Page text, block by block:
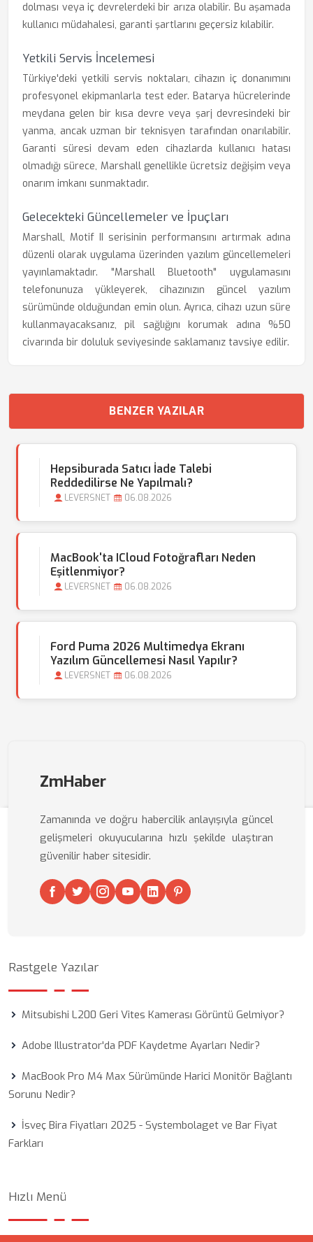
dolması veya iç devrelerdeki bir arıza olabilir. Bu aşamada
kullanıcı müdahalesi, garanti şartlarını geçersiz kılabilir.
Yetkili Servis İncelemesi
Türkiye'deki yetkili servis noktaları, cihazın iç donanımını
profesyonel ekipmanlarla test eder. Batarya hücrelerinde
meydana gelen bir kısa devre veya şarj devresindeki bir
yanma, ancak uzman bir teknisyen tarafından onarılabilir.
Garanti süresi devam eden cihazlarda kullanıcı hatası
olmadığı sürece, Marshall genellikle ücretsiz değişim veya
onarım imkanı sunmaktadır.
Gelecekteki Güncellemeler ve İpuçları
Marshall, Motif II serisinin performansını artırmak adına
düzenli olarak uygulama üzerinden yazılım güncellemeleri
yayınlamaktadır. "Marshall Bluetooth" uygulamasını
telefonunuza yükleyerek, cihazınızın güncel yazılım
sürümünde olduğundan emin olun. Ayrıca, cihazı uzun süre
kullanmayacaksanız, pil sağlığını korumak adına %50
civarında bir doluluk seviyesinde saklamanız tavsiye edilir.
BENZER YAZILAR
Hepsiburada Satıcı İade Talebi
Reddedilirse Ne Yapılmalı?
LEVERSNET 06.08.2026
MacBook'ta ICloud Fotoğrafları Neden
Eşitlenmiyor?
LEVERSNET 06.08.2026
Ford Puma 2026 Multimedya Ekranı
Yazılım Güncellemesi Nasıl Yapılır?
LEVERSNET 06.08.2026
ZmHaber
Zamanında ve doğru habercilik anlayışıyla güncel
gelişmeleri okuyucularına hızlı şekilde ulaştıran
güvenilir haber sitesidir.
Rastgele Yazılar
Mitsubishi L200 Geri Vites Kamerası Görüntü Gelmiyor?
Adobe Illustrator'da PDF Kaydetme Ayarları Nedir?
MacBook Pro M4 Max Sürümünde Harici Monitör Bağlantı
Sorunu Nedir?
İsveç Bira Fiyatları 2025 - Systembolaget ve Bar Fiyat
Farkları
Hızlı Menü